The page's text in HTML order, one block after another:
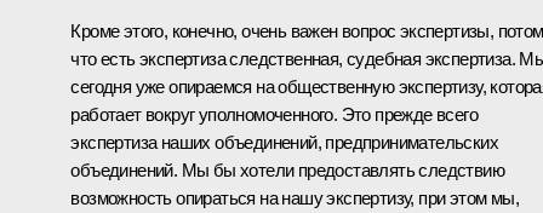
Кроме этого, конечно, очень важен вопрос экспертизы,
что есть экспертиза следственная, судебная экспертиза.
сегодня уже опираемся на общественную экспертизу,
работает вокруг уполномоченного. Это прежде всего
экспертиза наших объединений, предпринимательских
объединений. Мы бы хотели предоставлять следствию
возможность опираться на нашу экспертизу, при этом мы,